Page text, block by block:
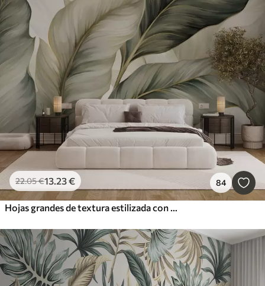
22.05€13.23€ 84
Hojas grandes de textura estilizada con venas detalladas en varios tonos de verde, crema y beige